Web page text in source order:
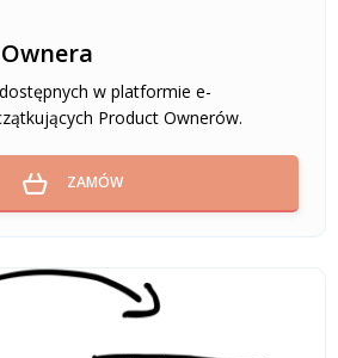
w platformie e-
Product Ownerów.
ZAMÓW